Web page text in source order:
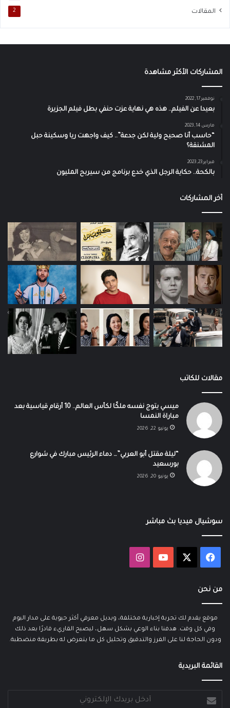
المقالات 2
المشاركات الأكثر مشاهدة
نوفمبر 17, 2022
بعيدا عن الفيلم.. هذه هي نهاية عزت حنفي بطل فيلم الجزيرة
مارس 14, 2023
“حاسب أنا صحيح ولية لكن جدعة”.. كيف واجهت ريا وسكينة حبل
المشنقة؟
فبراير 23, 2023
بالكحة.. حكاية الرجل الذي خدع برنامج من سيربح المليون
آخر المشاركات
مقالات للكاتب
ميسي يتوج نفسه ملكًا لكأس العالم.. 10 أرقام قياسية بعد
مباراة النمسا
يونيو 22, 2026
“ليلة مقتل أبو العربي”… دماء الرئيس مبارك في شوارع
بورسعيد
يونيو 20, 2026
سوشيال ميديا بث مباشر
فيسبوك ‫YouTubeانستقرام
من نحن
موقع يقدم لك تجربة إخبارية مختلفة، وبديل معرفي أكثر حيوية على مدار اليوم
وفي كل وقت. هدفنا بناء الوعي بشكل سهل، ليصبح القاريء قادرًا بعد ذلك
ودون الحاجة لنا على الفرز والتدقيق وتحليل كل ما يتعرض له بطريقة منضطبة.
القائمة البريدية
بريدك